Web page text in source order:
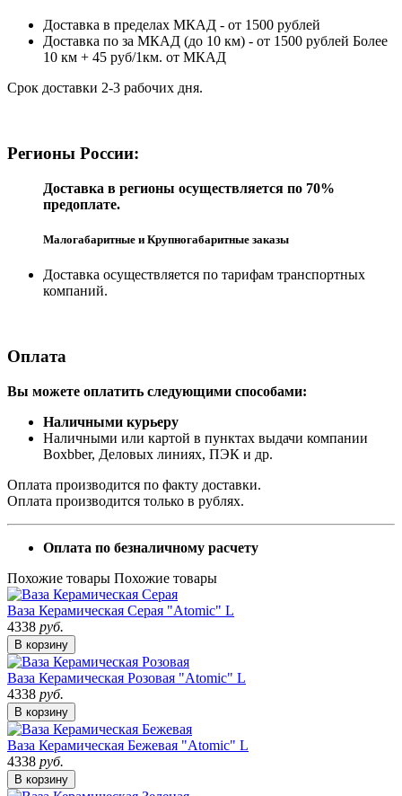
Доставка в пределах МКАД - от 1500 рублей
Доставка по за МКАД (до 10 км) - от 1500 рублей Более
10 км + 45 руб/1км. от МКАД
Срок доставки 2-3 рабочих дня.
Регионы России:
Доставка в регионы осуществляется по 70%
предоплате.
Малогабаритные и Крупногабаритные заказы
Доставка осуществляется по тарифам транспортных
компаний.
Оплата
Вы можете оплатить следующими способами:
Наличными курьеру
Наличными или картой в пунктах выдачи компании
Boxbber, Деловых линиях, ПЭК и др.
Оплата производится по факту доставки.
Оплата производится только в рублях.
Оплата по безналичному расчету
Похожие товары Похожие товары
Ваза Керамическая Серая "Atomic" L
4338 руб.
В корзину
Ваза Керамическая Розовая "Atomic" L
4338 руб.
В корзину
Ваза Керамическая Бежевая "Atomic" L
4338 руб.
В корзину